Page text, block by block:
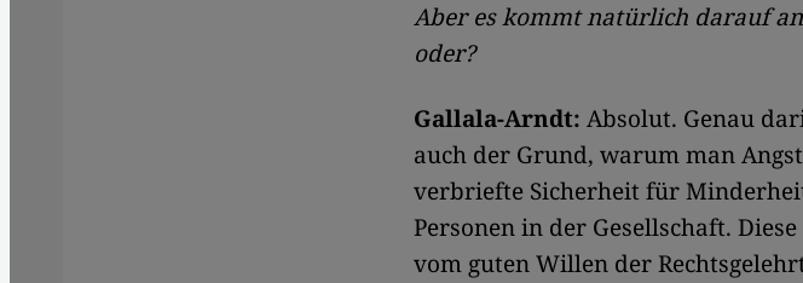
Aber es kommt natürlich darauf
oder?
Gallala-Arndt: Absolut. Genau
auch der Grund, warum man
verbriefte Sicherheit für
Personen in der Gesellschaft.
vom guten Willen der